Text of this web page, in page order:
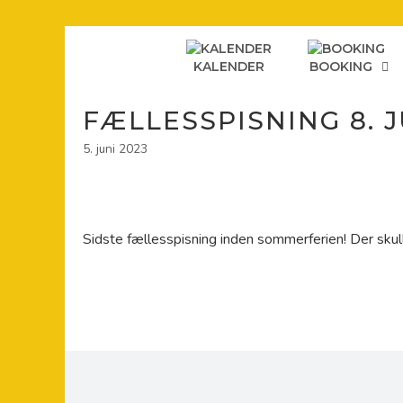
KALENDER BOOKING
FÆLLESSPISNING 8.
5. juni 2023
Sidste fællesspisning inden sommerferien! Der